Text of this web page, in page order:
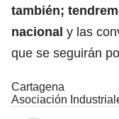
también;
nacional y las
que se seguirán
Cartagena
Asociación